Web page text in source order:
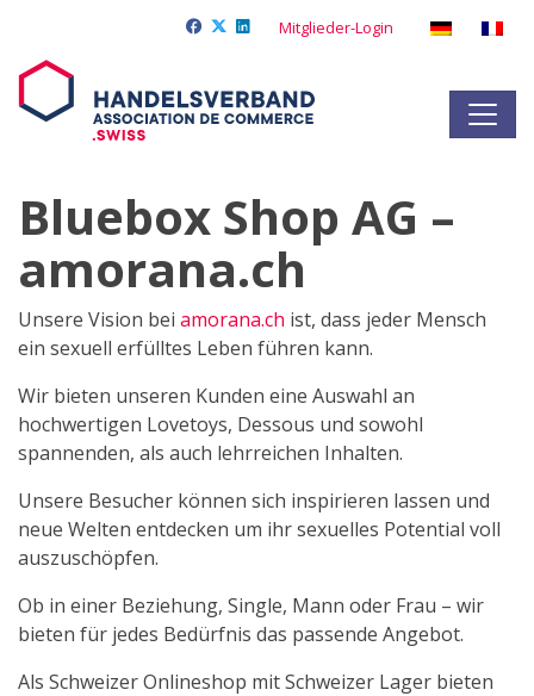
Mitglieder-Login
Bluebox Shop AG –
amorana.ch
Unsere Vision bei amorana.ch ist, dass jeder Mensch
ein sexuell erfülltes Leben führen kann.
Wir bieten unseren Kunden eine Auswahl an
hochwertigen Lovetoys, Dessous und sowohl
spannenden, als auch lehrreichen Inhalten.
Unsere Besucher können sich inspirieren lassen und
neue Welten entdecken um ihr sexuelles Potential voll
auszuschöpfen.
Ob in einer Beziehung, Single, Mann oder Frau – wir
bieten für jedes Bedürfnis das passende Angebot.
Als Schweizer Onlineshop mit Schweizer Lager bieten